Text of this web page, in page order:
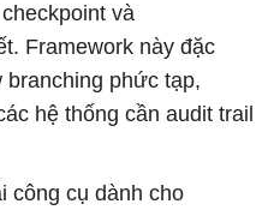
và
Framework này đặc
phức tạp,
hệ thống cần audit trail
công cụ dành cho